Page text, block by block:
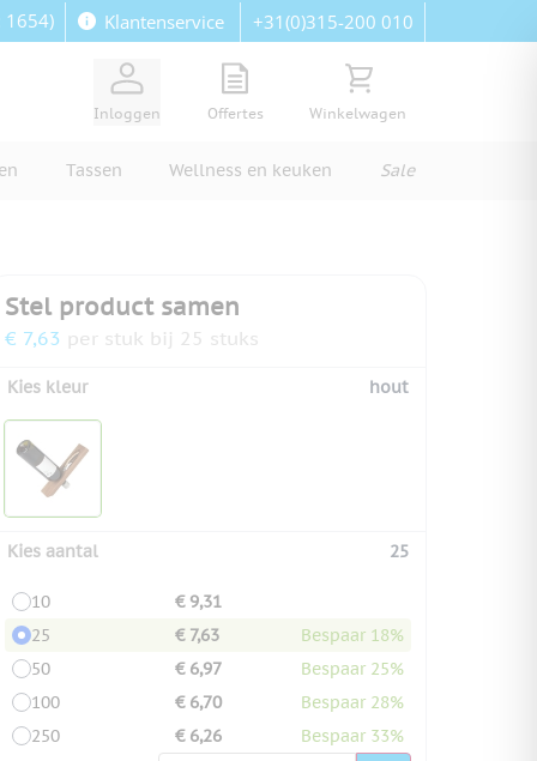
1654) Klantenservice +31(0)315-200 010
Inloggen
View quote, Quote is empty
Offertes
Bekijk winkelwagen,
Winkelwagen
Tassen Wellness en keuken Sale
Stel product samen
€ 7,63 per stuk bij 25 stuks
Kies kleur hout
Kies aantal 25
10
€ 9,31
25
€ 7,63
Bespaar 18%
50
€ 6,97
Bespaar 25%
100
€ 6,70
Bespaar 28%
250
€ 6,26
Bespaar 33%